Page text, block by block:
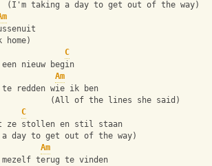
(I'm taking a day to get out of the way)
home)
C
nieuw begin
Am
redden wie ik ben
(All of the lines she said)
C
ze stollen en stil staan
day to get out of the way)
Am
terug te vinden